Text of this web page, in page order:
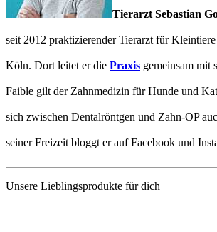
Tierarzt Sebastian
seit 2012 praktizierender Tierarzt für
Köln. Dort leitet er die Praxis gemeinsam mit
Faible gilt der Zahnmedizin für Hunde und
sich zwischen Dentalröntgen und Zahn-OP
seiner Freizeit bloggt er auf Facebook und
Unsere Lieblingsprodukte für dich